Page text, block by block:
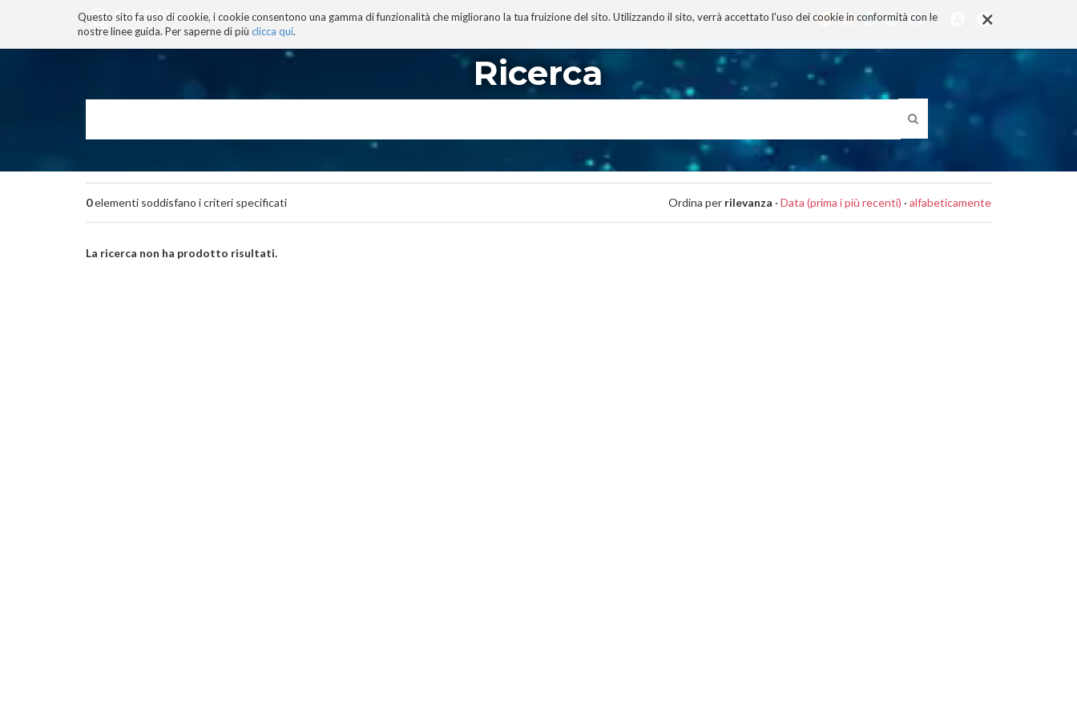
×
Questo sito fa uso di cookie, i cookie consentono una gamma di funzionalità che migliorano la tua fruizione del sito. Utilizzando il sito, verrà accettato l'uso dei cookie in conformità con le
nostre linee guida. Per saperne di più clicca qui.
BLOG TECNOCONSAPEVOLEZZA TECNOBIBLIOGRAFIA I MIEI LIBRI PROGETTO
navigazione
Ricerca
0elementi soddisfano i criteri specificati Ordina per rilevanza · Data (prima i più recenti) · alfabeticamente
La ricerca non ha prodotto risultati.